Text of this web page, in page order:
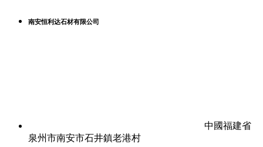
南安恒利达石材有限公司
中國福建省
泉州市南安市石井鎮老港村